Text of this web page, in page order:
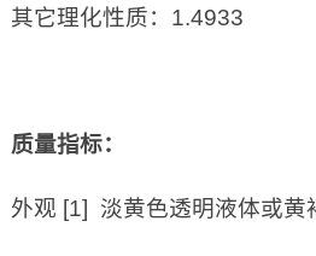
其它理化性质：1.4933
质量指标：
外观 [1] 淡黄色透明液体或黄